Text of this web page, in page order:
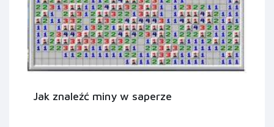
Jak znaleźć miny w saperze